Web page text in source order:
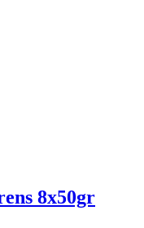
8x50gr